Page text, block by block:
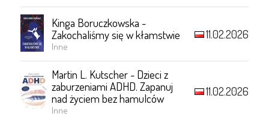
Kinga Boruczkowska -
Zakochaliśmy się w kłamstwie
Inne
11.02.2026
Martin L. Kutscher - Dzieci z
zaburzeniami ADHD. Zapanuj
nad życiem bez hamulców
Inne
11.02.2026